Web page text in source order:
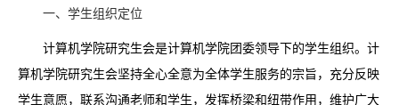
一、学生组织定位
计算机学院研究生会是计算机学院团委领导下的学生组织。计
算机学院研究生会坚持全心全意为全体学生服务的宗旨，充分反映
学生意愿，联系沟通老师和学生，发挥桥梁和纽带作用，维护广大